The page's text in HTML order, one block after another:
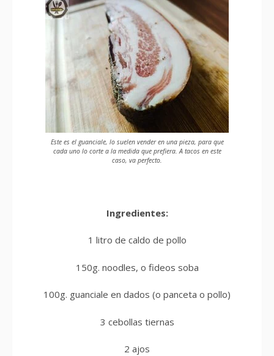
Este es el guanciale, lo suelen vender en una pieza, para que
cada uno lo corte a la medida que prefiera. A tacos en este
caso, va perfecto.
Ingredientes:
1 litro de caldo de pollo
150g. noodles, o fideos soba
100g. guanciale en dados (o panceta o pollo)
3 cebollas tiernas
2 ajos